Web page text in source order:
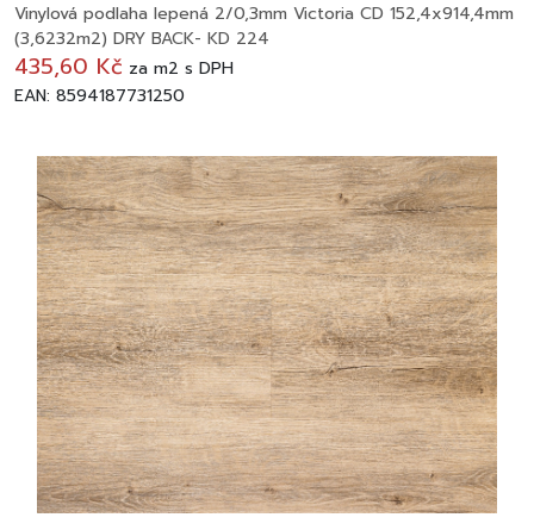
Vinylová podlaha lepená 2/0,3mm Victoria CD 152,4x914,4mm
(3,6232m2) DRY BACK- KD 224
435,60 Kč za m2 s DPH
EAN: 8594187731250